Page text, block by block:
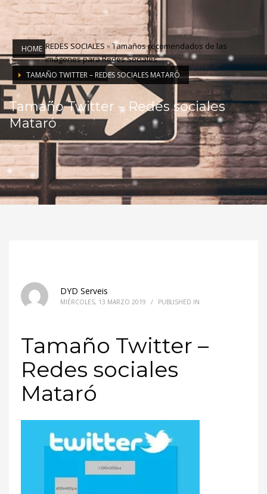
HOME REDES SOCIALES »Tamaños recomendados de las
imágenes para Redes Sociales
TAMAÑO TWITTER – REDES SOCIALES MATARÓ
Tamaño Twitter – Redes sociales
Mataró
DYD Serveis
MIÉRCOLES, 13 MARZO 2019 / PUBLISHED IN
Tamaño Twitter –
Redes sociales
Mataró